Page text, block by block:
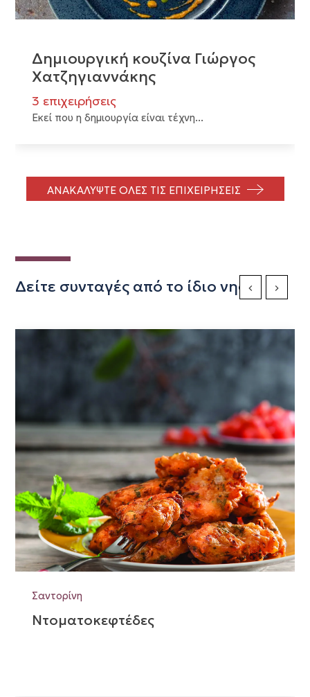
Δημιουργική κουζίνα Γιώργος
Χατζηγιαννάκης
3 επιχειρήσεις
Εκεί που η δημιουργία είναι τέχνη...
ΑΝΑΚΑΛΥΨΤΕ ΟΛΕΣ ΤΙΣ ΕΠΙΧΕΙΡΗΣΕΙΣ
Δείτε συνταγές από το ίδιο νησί
Σαντορίνη
Ντοματοκεφτέδες
Previous Slide
Next